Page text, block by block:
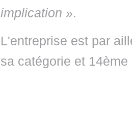
implication ».
L'entreprise est par
sa catégorie et